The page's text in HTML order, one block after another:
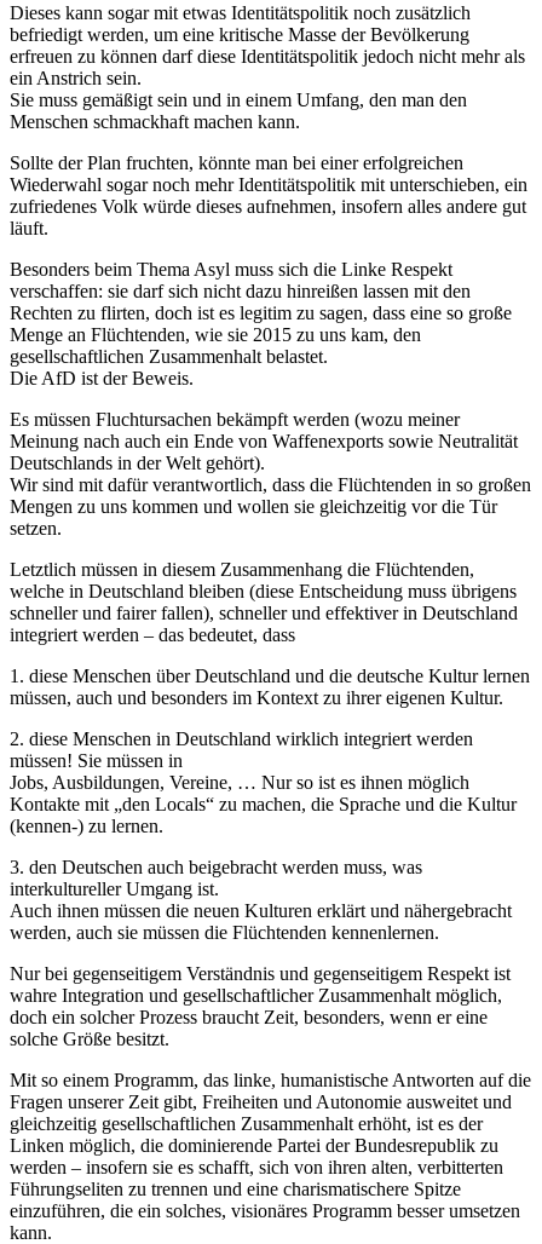
Dieses kann sogar mit etwas Identitätspolitik noch zusätzlich
befriedigt werden, um eine kritische Masse der Bevölkerung
erfreuen zu können darf diese Identitätspolitik jedoch nicht mehr als
ein Anstrich sein.
Sie muss gemäßigt sein und in einem Umfang, den man den
Menschen schmackhaft machen kann.
Sollte der Plan fruchten, könnte man bei einer erfolgreichen
Wiederwahl sogar noch mehr Identitätspolitik mit unterschieben, ein
zufriedenes Volk würde dieses aufnehmen, insofern alles andere gut
läuft.
Besonders beim Thema Asyl muss sich die Linke Respekt
verschaffen: sie darf sich nicht dazu hinreißen lassen mit den
Rechten zu flirten, doch ist es legitim zu sagen, dass eine so große
Menge an Flüchtenden, wie sie 2015 zu uns kam, den
gesellschaftlichen Zusammenhalt belastet.
Die AfD ist der Beweis.
Es müssen Fluchtursachen bekämpft werden (wozu meiner
Meinung nach auch ein Ende von Waffenexports sowie Neutralität
Deutschlands in der Welt gehört).
Wir sind mit dafür verantwortlich, dass die Flüchtenden in so großen
Mengen zu uns kommen und wollen sie gleichzeitig vor die Tür
setzen.
Letztlich müssen in diesem Zusammenhang die Flüchtenden,
welche in Deutschland bleiben (diese Entscheidung muss übrigens
schneller und fairer fallen), schneller und effektiver in Deutschland
integriert werden – das bedeutet, dass
1. diese Menschen über Deutschland und die deutsche Kultur lernen
müssen, auch und besonders im Kontext zu ihrer eigenen Kultur.
2. diese Menschen in Deutschland wirklich integriert werden
müssen! Sie müssen in
Jobs, Ausbildungen, Vereine, … Nur so ist es ihnen möglich
Kontakte mit „den Locals“ zu machen, die Sprache und die Kultur
(kennen-) zu lernen.
3. den Deutschen auch beigebracht werden muss, was
interkultureller Umgang ist.
Auch ihnen müssen die neuen Kulturen erklärt und nähergebracht
werden, auch sie müssen die Flüchtenden kennenlernen.
Nur bei gegenseitigem Verständnis und gegenseitigem Respekt ist
wahre Integration und gesellschaftlicher Zusammenhalt möglich,
doch ein solcher Prozess braucht Zeit, besonders, wenn er eine
solche Größe besitzt.
Mit so einem Programm, das linke, humanistische Antworten auf die
Fragen unserer Zeit gibt, Freiheiten und Autonomie ausweitet und
gleichzeitig gesellschaftlichen Zusammenhalt erhöht, ist es der
Linken möglich, die dominierende Partei der Bundesrepublik zu
werden – insofern sie es schafft, sich von ihren alten, verbitterten
Führungseliten zu trennen und eine charismatischere Spitze
einzuführen, die ein solches, visionäres Programm besser umsetzen
kann.